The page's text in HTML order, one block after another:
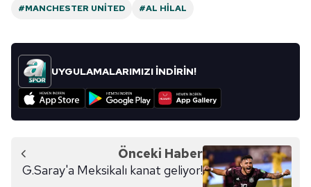
#MANCHESTER UNITED
#AL HILAL
UYGULAMALARIMIZI İNDİRİN!
Önceki Haber
G.Saray'a Meksikalı kanat geliyor!